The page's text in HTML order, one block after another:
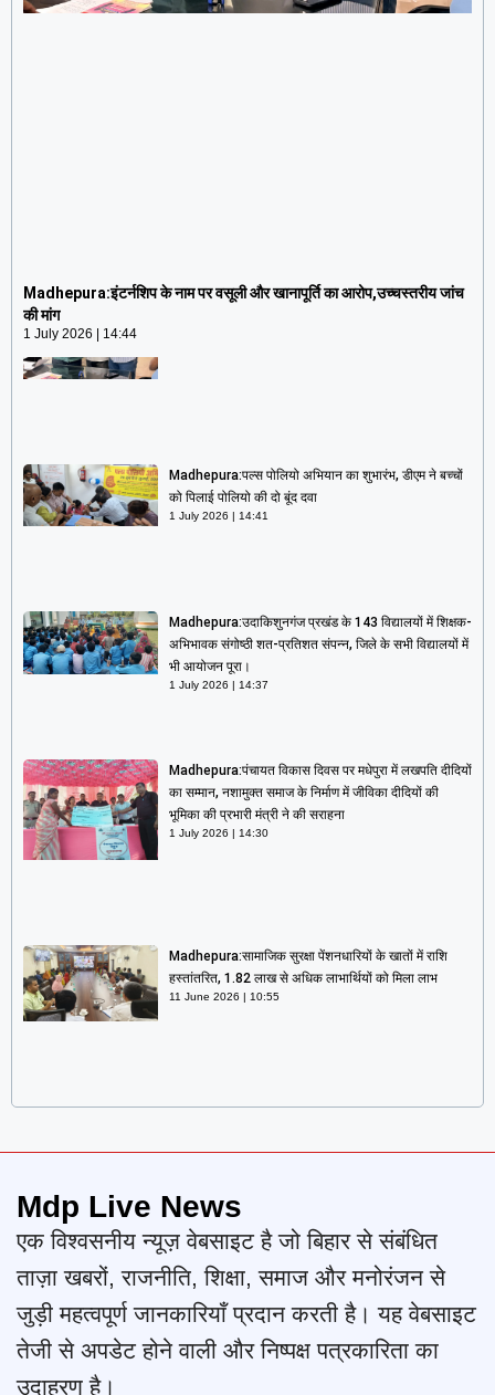
Madhepura:इंटर्नशिप के नाम पर वसूली और खानापूर्ति का आरोप,उच्चस्तरीय जांच
की मांग
1 July 2026 14:44
1 July 2026 14:44
Madhepura:पल्स पोलियो अभियान का शुभारंभ, डीएम ने बच्चों
को पिलाई पोलियो की दो बूंद दवा
1 July 2026 14:41
Madhepura:उदाकिशुनगंज प्रखंड के 143 विद्यालयों में शिक्षक-
अभिभावक संगोष्ठी शत-प्रतिशत संपन्न, जिले के सभी विद्यालयों में
भी आयोजन पूरा।
1 July 2026 14:37
Madhepura:पंचायत विकास दिवस पर मधेपुरा में लखपति दीदियों
का सम्मान, नशामुक्त समाज के निर्माण में जीविका दीदियों की
भूमिका की प्रभारी मंत्री ने की सराहना
1 July 2026 14:30
Madhepura:सामाजिक सुरक्षा पेंशनधारियों के खातों में राशि
हस्तांतरित, 1.82 लाख से अधिक लाभार्थियों को मिला लाभ
11 June 2026 10:55
Mdp Live News
एक विश्वसनीय न्यूज़ वेबसाइट है जो बिहार से संबंधित
ताज़ा खबरों, राजनीति, शिक्षा, समाज और मनोरंजन से
जुड़ी महत्वपूर्ण जानकारियाँ प्रदान करती है। यह वेबसाइट
तेजी से अपडेट होने वाली और निष्पक्ष पत्रकारिता का
उदाहरण है।